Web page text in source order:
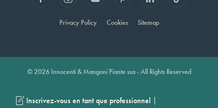
Privacy Policy Cookies Sitemap
© 2026 Innocenti & Mangoni Piante ssa - All Rights Reserved
Inscrivez-vous en tant que professionnel |